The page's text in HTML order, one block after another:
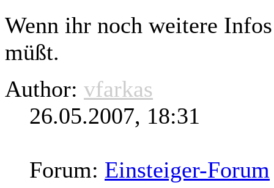
Wenn ihr noch weitere
müßt.
Author: vfarkas
26.05.2007, 18:31
Forum: Einsteiger-Forum